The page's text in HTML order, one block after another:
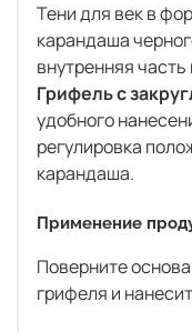
Тени для век в
карандаша
внутренняя
Грифель с
удобного
регулировка
карандаша.
Применение
Поверните
грифеля и